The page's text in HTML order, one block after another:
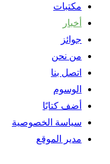
مكتبات
أخبار
جوائز
من نحن
اتصل بنا
الوسوم
أضف كتابًا
سياسة الخصوصية
مدير الموقع